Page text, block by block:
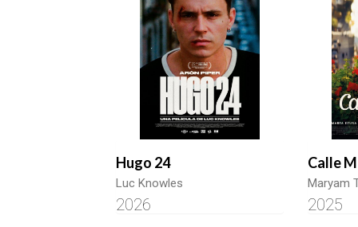
Hugo 24
Luc Knowles
2026
Calle
Maryam
2025